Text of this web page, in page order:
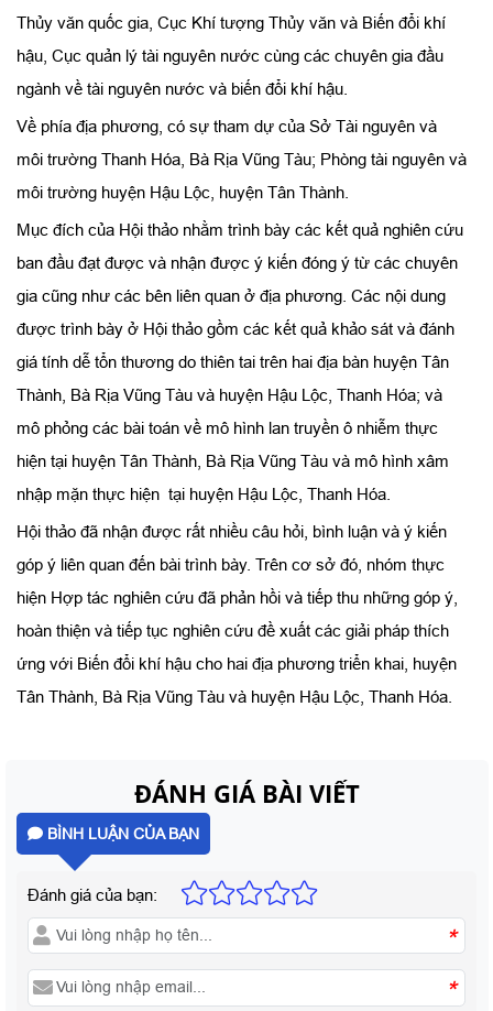
Thủy văn quốc gia, Cục Khí tượng Thủy văn và Biến đổi khí
hậu, Cục quản lý tài nguyên nước cùng các chuyên gia đầu
ngành về tài nguyên nước và biến đổi khí hậu.
Về phía địa phương, có sự tham dự của Sở Tài nguyên và
môi trường Thanh Hóa, Bà Rịa Vũng Tàu; Phòng tài nguyên và
môi trường huyện Hậu Lộc, huyện Tân Thành.
Mục đích của Hội thảo nhằm trình bày các kết quả nghiên cứu
ban đầu đạt được và nhận được ý kiến đóng ý từ các chuyên
gia cũng như các bên liên quan ở địa phương. Các nội dung
được trình bày ở Hội thảo gồm các kết quả khảo sát và đánh
giá tính dễ tổn thương do thiên tai trên hai địa bàn huyện Tân
Thành, Bà Rịa Vũng Tàu và huyện Hậu Lộc, Thanh Hóa; và
mô phỏng các bài toán về mô hình lan truyền ô nhiễm thực
hiện tại huyện Tân Thành, Bà Rịa Vũng Tàu và mô hình xâm
nhập mặn thực hiện tại huyện Hậu Lộc, Thanh Hóa.
Hội thảo đã nhận được rất nhiều câu hỏi, bình luận và ý kiến
góp ý liên quan đến bài trình bày. Trên cơ sở đó, nhóm thực
hiện Hợp tác nghiên cứu đã phản hồi và tiếp thu những góp ý,
hoàn thiện và tiếp tục nghiên cứu đề xuất các giải pháp thích
ứng với Biến đổi khí hậu cho hai địa phương triển khai, huyện
Tân Thành, Bà Rịa Vũng Tàu và huyện Hậu Lộc, Thanh Hóa.
ĐÁNH GIÁ BÀI VIẾT
BÌNH LUẬN CỦA BẠN
Đánh giá của bạn:
*
*